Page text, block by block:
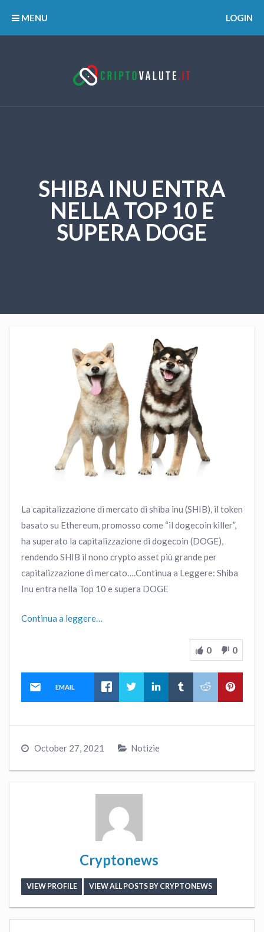
MENU LOGIN
SHIBA INU ENTRA
NELLA TOP 10 E
SUPERA DOGE
La capitalizzazione di mercato di shiba inu (SHIB), il token
basato su Ethereum, promosso come “il dogecoin killer”,
ha superato la capitalizzazione di dogecoin (DOGE),
rendendo SHIB il nono crypto asset più grande per
capitalizzazione di mercato….Continua a Leggere: Shiba
Inu entra nella Top 10 e supera DOGE
Continua a leggere…
0 0
EMAIL
October 27, 2021 Notizie
Cryptonews
VIEW PROFILE VIEW ALL POSTS BY CRYPTONEWS